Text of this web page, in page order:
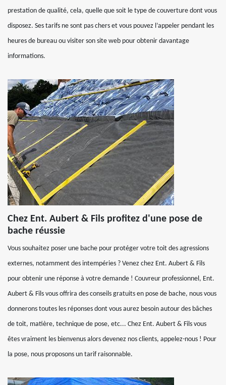
prestation de qualité, cela, quelle que soit le type de couverture dont vous
disposez. Ses tarifs ne sont pas chers et vous pouvez l’appeler pendant les
heures de bureau ou visiter son site web pour obtenir davantage
informations.
Chez Ent. Aubert & Fils profitez d'une pose de
bache réussie
Vous souhaitez poser une bache pour protéger votre toit des agressions
externes, notamment des intempéries ? Venez chez Ent. Aubert & Fils
pour obtenir une réponse à votre demande ! Couvreur professionnel, Ent.
Aubert & Fils vous offrira des conseils gratuits en pose de bache, nous vous
donnerons toutes les réponses dont vous aurez besoin autour des bâches
de toit, matière, technique de pose, etc... Chez Ent. Aubert & Fils vous
êtes vraiment les bienvenus alors devenez nos clients, appelez-nous ! Pour
la pose, nous proposons un tarif raisonnable.